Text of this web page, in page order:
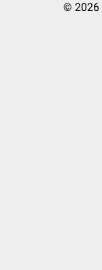
© 2026